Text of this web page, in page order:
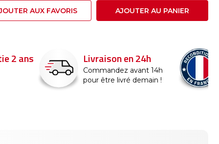
AUX FAVORIS AJOUTER AU PANIER
Reconditionné en
France